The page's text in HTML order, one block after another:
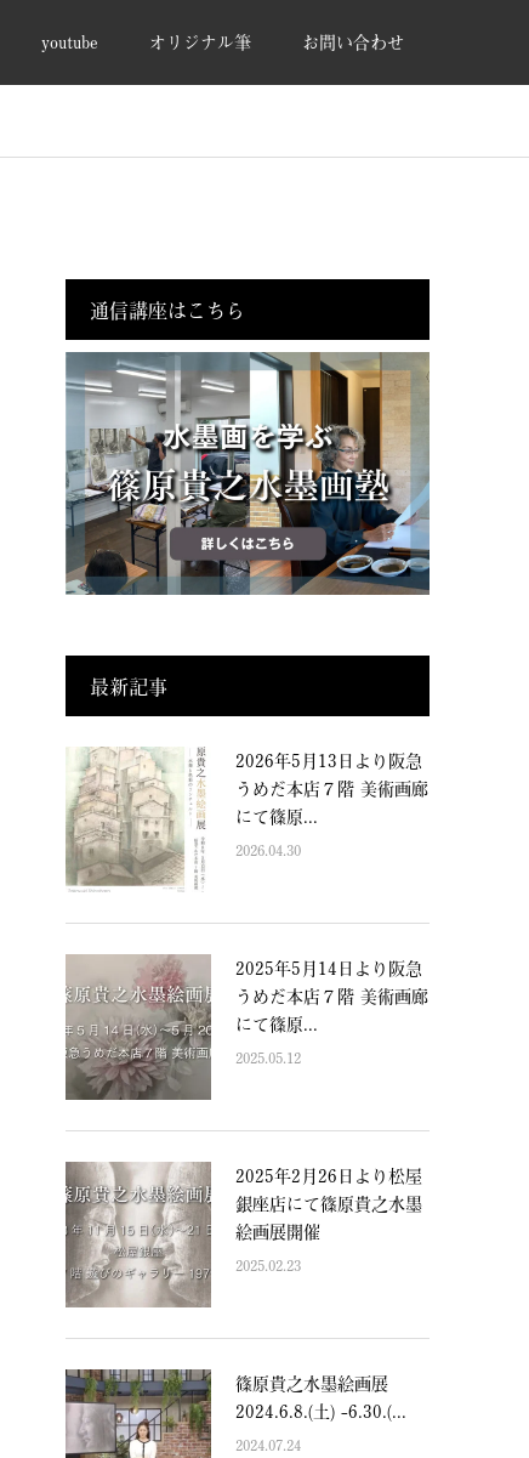
youtube オリジナル筆 お問い合わせ
通信講座はこちら
最新記事
2026年5月13日より阪急
うめだ本店７階 美術画廊
にて篠原...
2026.04.30
2025年5月14日より阪急
うめだ本店７階 美術画廊
にて篠原...
2025.05.12
2025年2月26日より松屋
銀座店にて篠原貴之水墨
絵画展開催
2025.02.23
篠原貴之水墨絵画展
2024.6.8.(土) -6.30.(...
2024.07.24